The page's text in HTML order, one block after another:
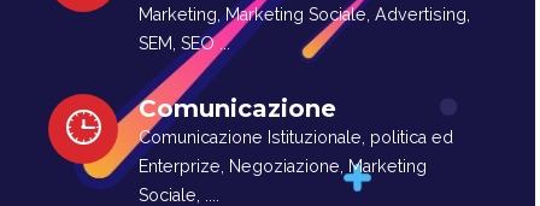
Marketing, Marketing Sociale, Advertising,
SEM, SEO ...
Comunicazione
Comunicazione Istituzionale, politica ed
Enterprize, Negoziazione, Marketing
Sociale, ....